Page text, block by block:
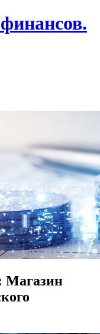
Магазин